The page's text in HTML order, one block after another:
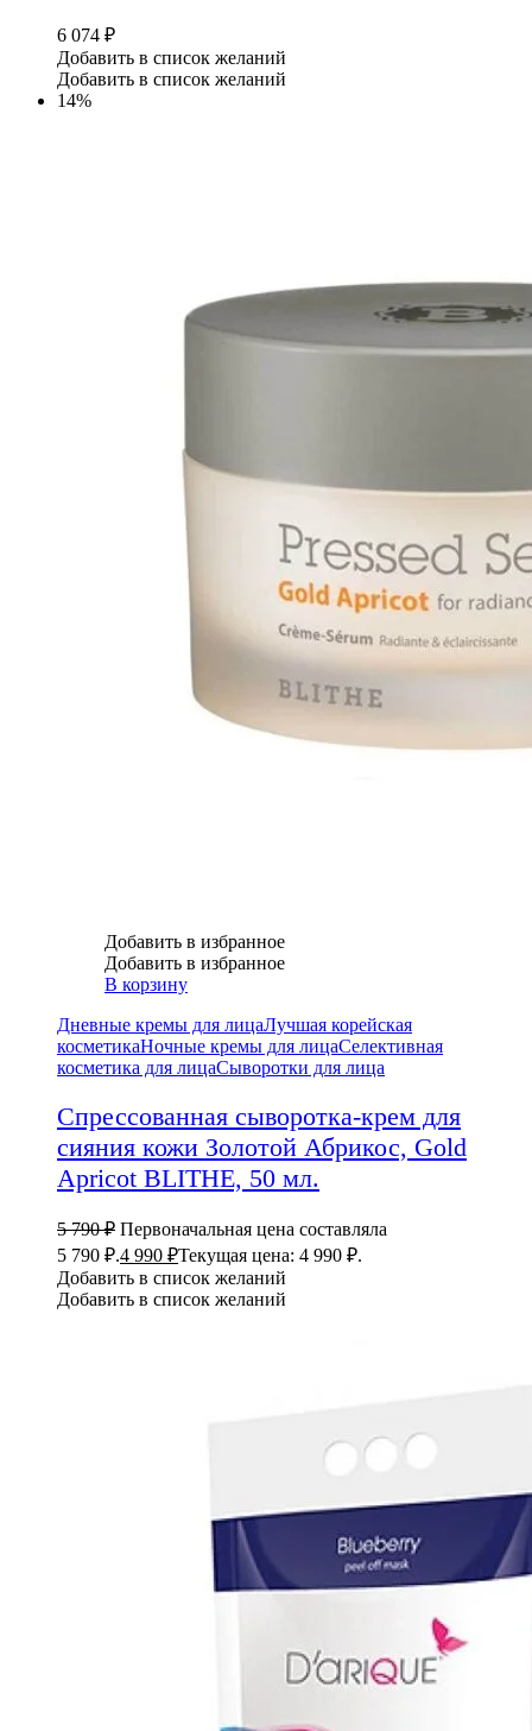
6 074 ₽
Добавить в список желаний
Добавить в список желаний
14%
Добавить в избранное
Добавить в избранное
В корзину
Дневные кремы для лицаЛучшая корейская
косметикаНочные кремы для лицаСелективная
косметика для лицаСыворотки для лица
Спрессованная сыворотка-крем для
сияния кожи Золотой Абрикос, Gold
Apricot BLITHE, 50 мл.
5 790₽ Первоначальная цена составляла
5 790 ₽.4 990 ₽Текущая цена: 4 990 ₽.
Добавить в список желаний
Добавить в список желаний